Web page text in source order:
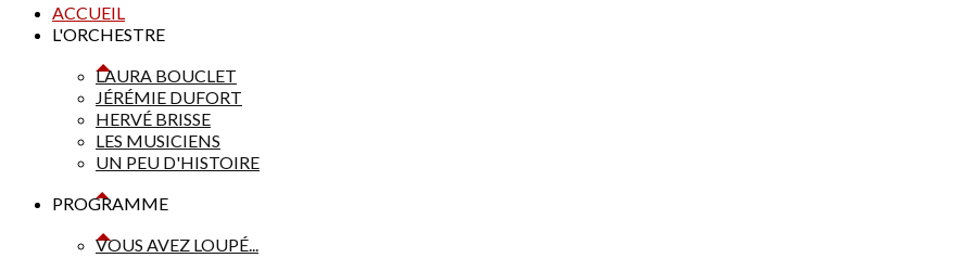
ACCUEIL
L'ORCHESTRE
LAURA BOUCLET
JÉRÉMIE DUFORT
HERVÉ BRISSE
LES MUSICIENS
UN PEU D'HISTOIRE
PROGRAMME
VOUS AVEZ LOUPÉ...